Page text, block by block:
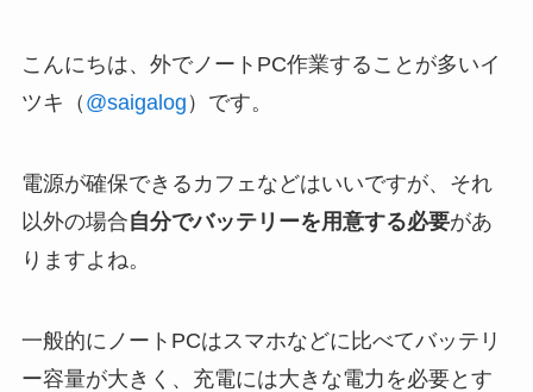
こんにちは、外でノートPC作業することが多いイ
ツキ（ @saigalog ）です。
電源が確保できるカフェなどはいいですが、それ
以外の場合自分でバッテリーを用意する必要があ
りますよね。
一般的にノートPCはスマホなどに比べてバッテリ
ー容量が大きく、充電には大きな電力を必要とす